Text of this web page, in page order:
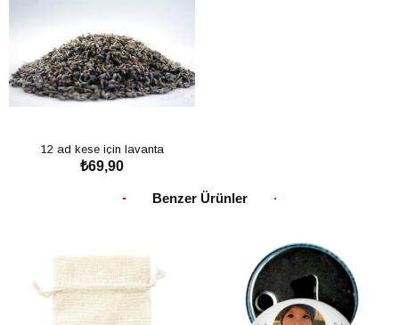
12 ad kese için lavanta
₺69,90
Benzer Ürünler